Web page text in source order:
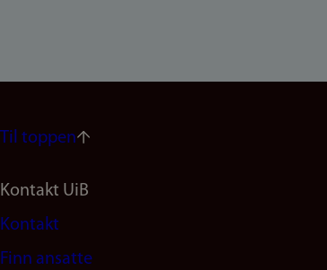
Til toppen
Footer
navigation
Kontakt UiB
Kontakt
Finn ansatte